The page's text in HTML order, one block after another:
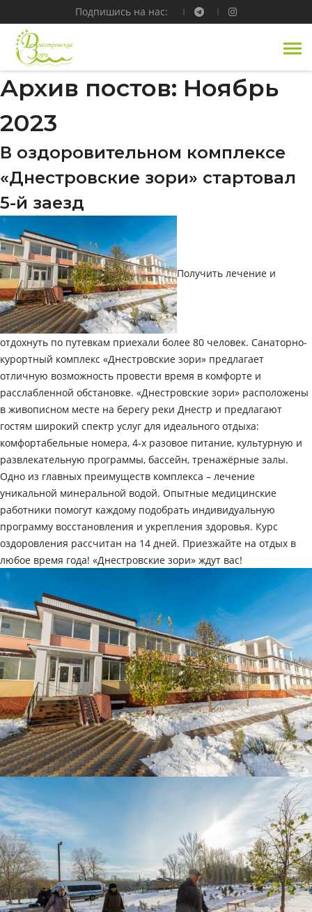
Подпишись на нас:
Архив постов: Ноябрь
2023
В оздоровительном комплексе
«Днестровские зори» стартовал
5-й заезд
Получить лечение и
отдохнуть по путевкам приехали более 80 человек. Санаторно-
курортный комплекс «Днестровские зори» предлагает
отличную возможность провести время в комфорте и
расслабленной обстановке. «Днестровские зори» расположены
в живописном месте на берегу реки Днестр и предлагают
гостям широкий спектр услуг для идеального отдыха:
комфортабельные номера, 4-х разовое питание, культурную и
развлекательную программы, бассейн, тренажёрные залы.
Одно из главных преимуществ комплекса – лечение
уникальной минеральной водой. Опытные медицинские
работники помогут каждому подобрать индивидуальную
программу восстановления и укрепления здоровья. Курс
оздоровления рассчитан на 14 дней. Приезжайте на отдых в
любое время года! «Днестровские зори» ждут вас!